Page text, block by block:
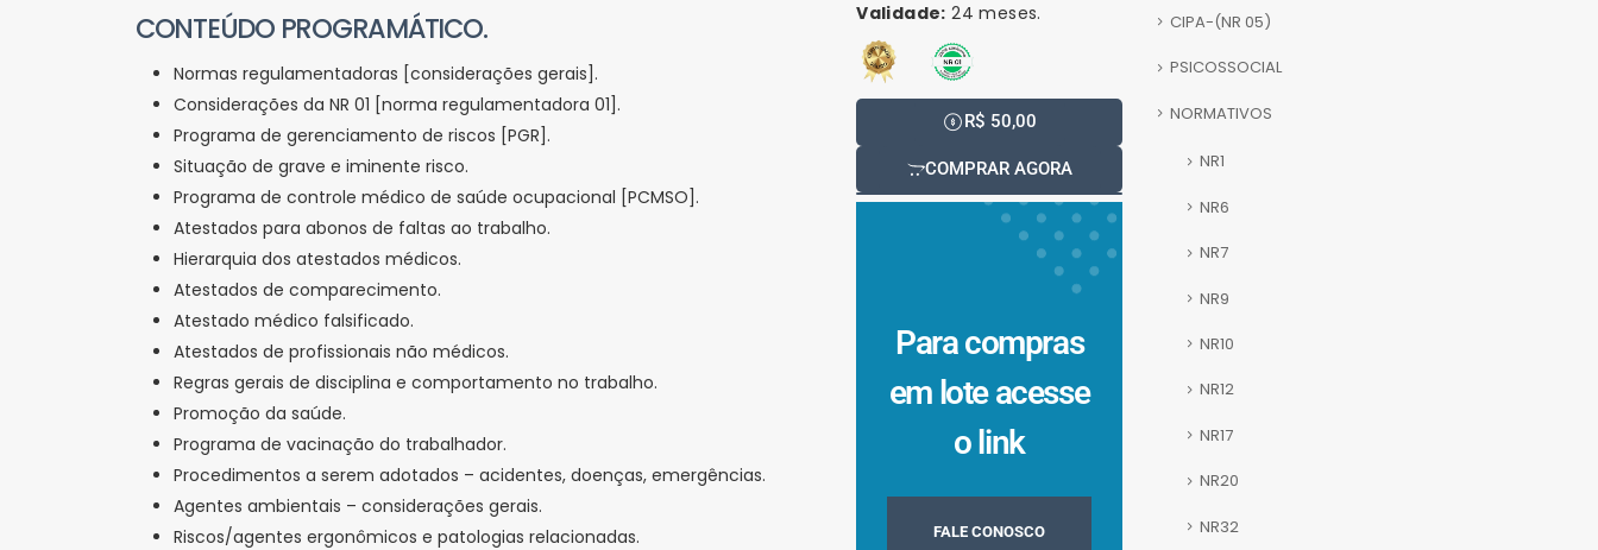
CONTEÚDO PROGRAMÁTICO.
Normas regulamentadoras [considerações gerais].
Considerações da NR 01 [norma regulamentadora 01].
Programa de gerenciamento de riscos [PGR].
Situação de grave e iminente risco.
Programa de controle médico de saúde ocupacional [PCMSO].
Atestados para abonos de faltas ao trabalho.
Hierarquia dos atestados médicos.
Atestados de comparecimento.
Atestado médico falsificado.
Atestados de profissionais não médicos.
Regras gerais de disciplina e comportamento no trabalho.
Promoção da saúde.
Programa de vacinação do trabalhador.
Procedimentos a serem adotados – acidentes, doenças, emergências.
Agentes ambientais – considerações gerais.
Riscos/agentes ergonômicos e patologias relacionadas.
Validade: 24 meses.
R$ 50,00
COMPRAR AGORA
Para compras
em lote acesse
o link
FALE CONOSCO
CIPA-(NR 05)
PSICOSSOCIAL
NORMATIVOS
NR1
NR6
NR7
NR9
NR10
NR12
NR17
NR20
NR32